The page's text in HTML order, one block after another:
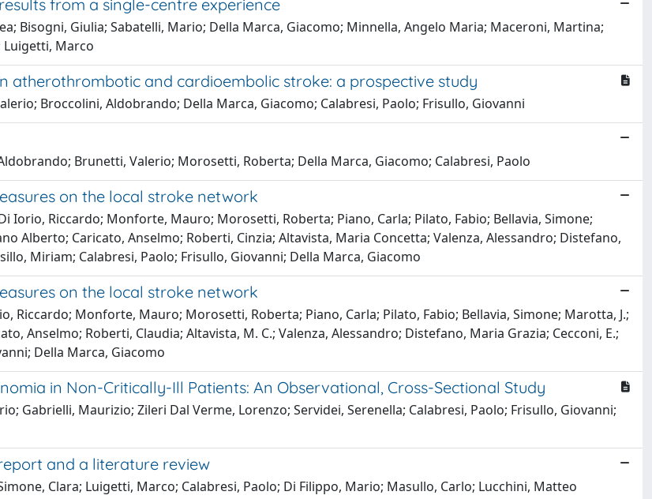
from a single-centre experience
Bisogni, Giulia; Sabatelli, Mario; Della Marca, Giacomo; Minnella, Angelo Maria; Maceroni, Martina;
Luigetti, Marco
atherothrombotic and cardioembolic stroke: a prospective study
Broccolini, Aldobrando; Della Marca, Giacomo; Calabresi, Paolo; Frisullo, Giovanni
Brunetti, Valerio; Morosetti, Roberta; Della Marca, Giacomo; Calabresi, Paolo
on the local stroke network
Riccardo; Monforte, Mauro; Morosetti, Roberta; Piano, Carla; Pilato, Fabio; Bellavia, Simone;
Alberto; Caricato, Anselmo; Roberti, Cinzia; Altavista, Maria Concetta; Valenza, Alessandro; Distefano,
Miriam; Calabresi, Paolo; Frisullo, Giovanni; Della Marca, Giacomo
on the local stroke network
Riccardo; Monforte, Mauro; Morosetti, Roberta; Piano, Carla; Pilato, Fabio; Bellavia, Simone; Marotta, J.;
Anselmo; Roberti, Claudia; Altavista, M. C.; Valenza, Alessandro; Distefano, Maria Grazia; Cecconi, E.;
Della Marca, Giacomo
in Non-Critically-Ill Patients: An Observational, Cross-Sectional Study
Gabrielli, Maurizio; Zileri Dal Verme, Lorenzo; Servidei, Serenella; Calabresi, Paolo; Frisullo, Giovanni;
and a literature review
Clara; Luigetti, Marco; Calabresi, Paolo; Di Filippo, Mario; Masullo, Carlo; Lucchini, Matteo